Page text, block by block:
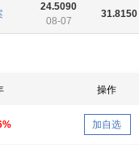
24.5090
08-07
31.8150
操作
加自选